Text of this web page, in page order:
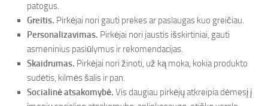
patogus.
Greitis. Pirkėjai nori gauti prekes ar paslaugas kuo greičiau.
Personalizavimas. Pirkėjai nori jaustis išskirtiniai, gauti
asmeninius pasiūlymus ir rekomendacijas.
Skaidrumas. Pirkėjai nori žinoti, už ką moka, kokia produkto
sudėtis, kilmės šalis ir pan.
Socialinė atsakomybė. Vis daugiau pirkėjų atkreipia dėmesį į